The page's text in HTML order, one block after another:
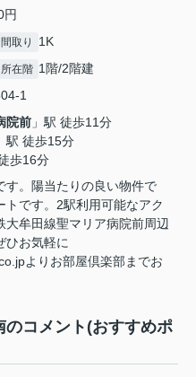
円
間取り 1K
所在階 1階/2階建
1
院前 」駅 徒歩11分
駅 徒歩15分
歩16分
す。陽当たりの良い物件で
です。2駅利用可能なアク
大牟田線聖マリア病院前周辺
ひお気軽に
よりお部屋倶楽部までお
コメント(おすすめポ